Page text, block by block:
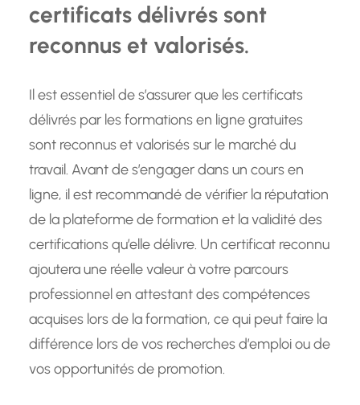
certificats délivrés sont
reconnus et valorisés.
Il est essentiel de s’assurer que les certificats
délivrés par les formations en ligne gratuites
sont reconnus et valorisés sur le marché du
travail. Avant de s’engager dans un cours en
ligne, il est recommandé de vérifier la réputation
de la plateforme de formation et la validité des
certifications qu’elle délivre. Un certificat reconnu
ajoutera une réelle valeur à votre parcours
professionnel en attestant des compétences
acquises lors de la formation, ce qui peut faire la
différence lors de vos recherches d’emploi ou de
vos opportunités de promotion.